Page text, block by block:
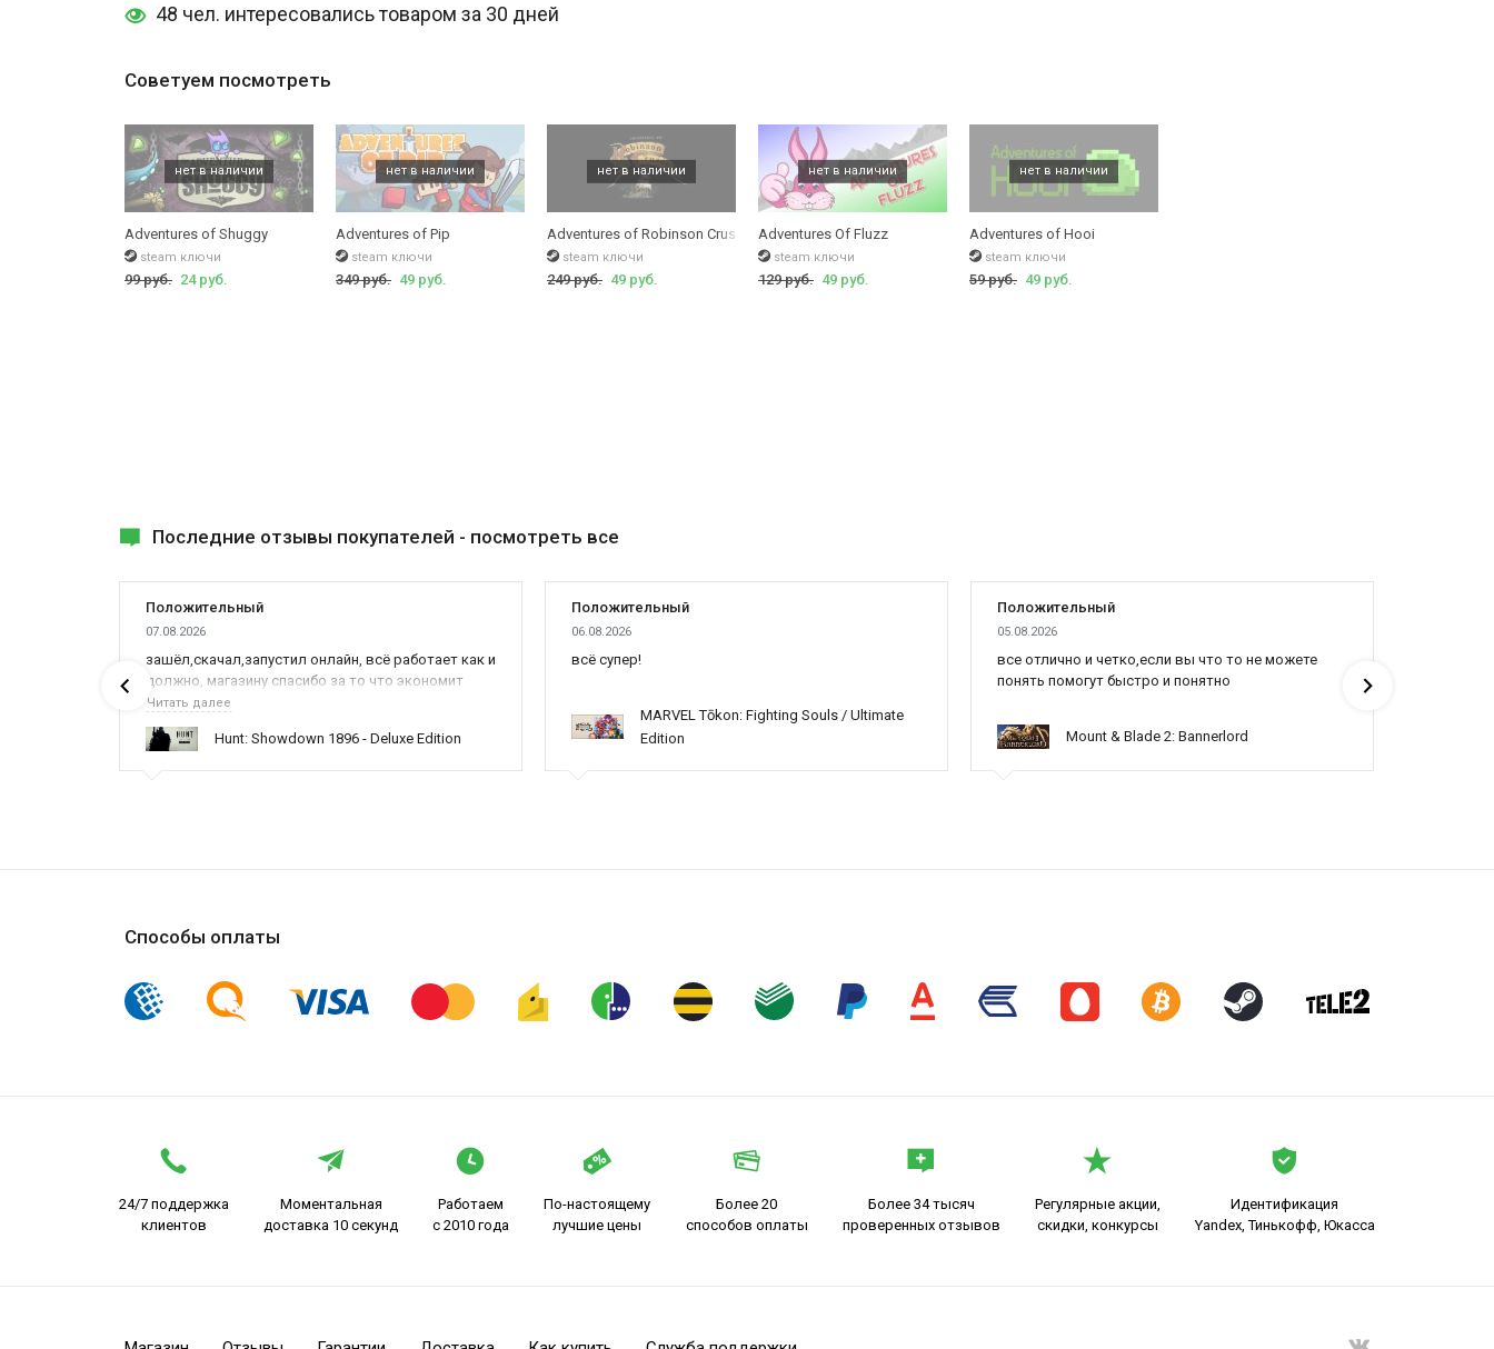
48 чел. интересовались товаром за 30 дней
Советуем посмотреть
Adventures of Shuggy
steam ключи
99 руб. 24 руб.
Adventures of Pip
steam ключи
349 руб. 49 руб.
Adventures of Robinson Crusoe
steam ключи
249 руб. 49 руб.
Adventures Of Fluzz
steam ключи
129 руб. 49 руб.
Adventures of Hooi
steam ключи
59 руб. 49 руб.
Последние отзывы покупателей - посмотреть все
Положительный
07.08.2026
зашёл,скачал,запустил онлайн, всё работает как и
должно, магазину спасибо за то что экономит
наше время,нервы и деньги, ребята вы красава
всех только вы и оказываете помощь
Читать далее
Hunt: Showdown 1896 - Deluxe Edition
Положительный
06.08.2026
всё супер!
MARVEL Tōkon: Fighting Souls / Ultimate
Edition
Положительный
05.08.2026
все отлично и четко,если вы что то не можете
понять помогут быстро и понятно
Mount & Blade 2: Bannerlord
Способы оплаты
24/7 поддержка
клиентов
Моментальная
доставка 10 секунд
Работаем
с 2010 года
По-настоящему
лучшие цены
Более 20
способов оплаты
Более 34 тысяч
проверенных отзывов
Регулярные акции,
скидки, конкурсы
Идентификация
Yandex, Тинькофф, Юкасса